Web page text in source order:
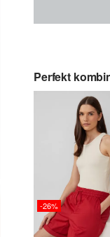
Perfekt
-26%